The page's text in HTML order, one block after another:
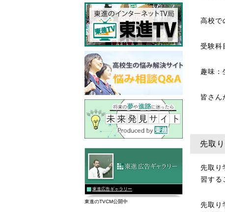
高校
受験科
趣味：
皆さん
先取
先取り
習する
先取り
東進広告ギャラリー
東進のTVCM公開中